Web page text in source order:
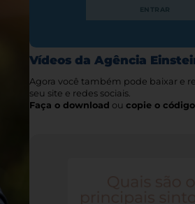
ENTRAR
Vídeos da Agência
Agora você também pode baixar e
seu site e redes sociais.
Faça o download ou copie o